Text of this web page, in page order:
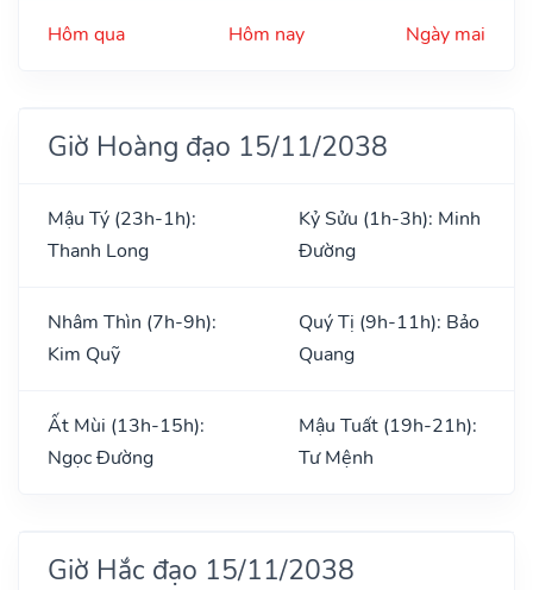
Hôm qua Hôm nay Ngày mai
Giờ Hoàng đạo 15/11/2038
Mậu Tý (23h-1h):
Thanh Long
Kỷ Sửu (1h-3h): Minh
Đường
Nhâm Thìn (7h-9h):
Kim Quỹ
Quý Tị (9h-11h): Bảo
Quang
Ất Mùi (13h-15h):
Ngọc Đường
Mậu Tuất (19h-21h):
Tư Mệnh
Giờ Hắc đạo 15/11/2038